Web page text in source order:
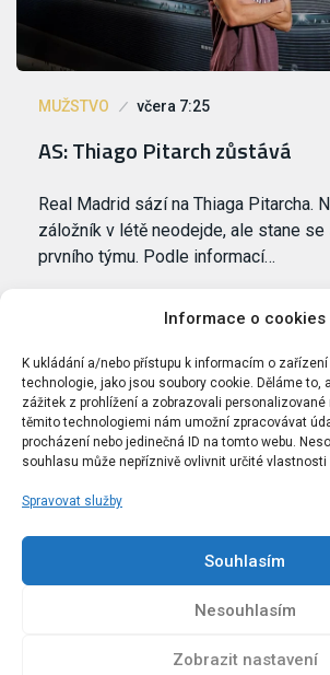
Informace o cookies
K ukládání a/nebo přístupu k informacím o
technologie, jako jsou soubory cookie. Děláme to,
zážitek z prohlížení a zobrazovali personalizované
těmito technologiemi nám umožní zpracovávat
procházení nebo jedinečná ID na tomto webu.
souhlasu může nepříznivě ovlivnit určité vlastnosti
Spravovat služby
Souhlasím
Nesouhlasím
Zobrazit nastavení
MUŽSTVO včera 7:25
AS: Thiago Pitarch zůstává
Real Madrid sází na Thiaga Pitarcha.
záložník v létě neodejde, ale stane
prvního týmu. Podle informací…